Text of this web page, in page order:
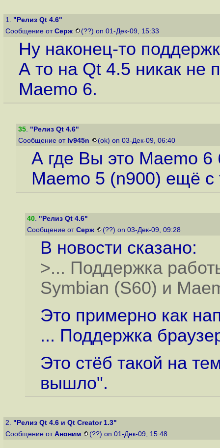
1. "Релиз Qt 4.6"
Сообщение от Серж (??) on 01-Дек-09, 15:33
Ну наконец-то
А то на Qt 4.5 никак не
Maemo 6.
35. "Релиз Qt 4.6"
Сообщение от Iv945n (ok) on 03-Дек-09, 06:40
А где Вы это Maemo 6
Maemo 5 (n900) ещё с
40. "Релиз Qt 4.6"
Сообщение от Серж (??) on 03-Дек-09, 09:28
В новости сказано:
>... Поддержка
Symbian (S60) и
Это примерно как
... Поддержка
Это стёб такой на
вышло".
2. "Релиз Qt 4.6 и Qt Creator 1.3"
Сообщение от Аноним (??) on 01-Дек-09, 15:48